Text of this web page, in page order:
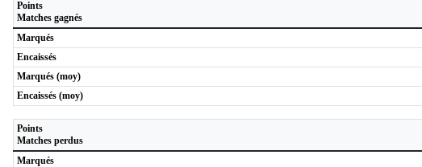
Points
Matches gagnés
Marqués
Encaissés
Marqués (moy)
Encaissés (moy)
Points
Matches perdus
Marqués